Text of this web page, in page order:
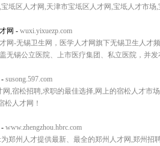
坻区人才网,天津市宝坻区人才网,宝坻人才市
网 - wuxi.yixuezp.com
网-无锡卫生网，医学人才网旗下无锡卫生人才
无锡公立医院、上市医疗集团、私立医院，并
- susong.597.com
网,宿松招聘,求职的最佳选择,网上的宿松人才市
松人才网！
- www.zhengzhou.hbrc.com
郑州人才提供最新、最全的郑州人才网,郑州